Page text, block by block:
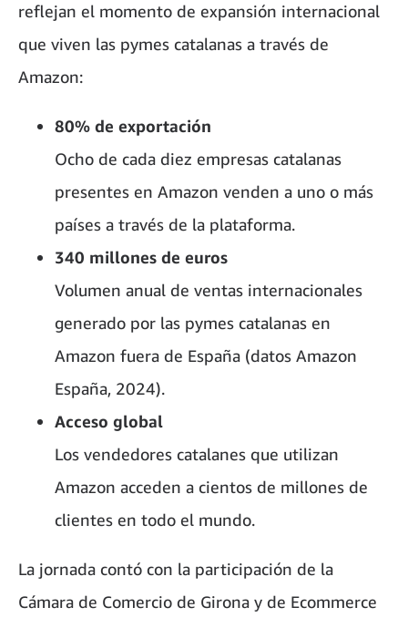
reflejan el momento de expansión internacional
que viven las pymes catalanas a través de
Amazon:
80% de exportación
Ocho de cada diez empresas catalanas
presentes en Amazon venden a uno o más
países a través de la plataforma.
340 millones de euros
Volumen anual de ventas internacionales
generado por las pymes catalanas en
Amazon fuera de España (datos Amazon
España, 2024).
Acceso global
Los vendedores catalanes que utilizan
Amazon acceden a cientos de millones de
clientes en todo el mundo.
La jornada contó con la participación de la
Cámara de Comercio de Girona y de Ecommerce